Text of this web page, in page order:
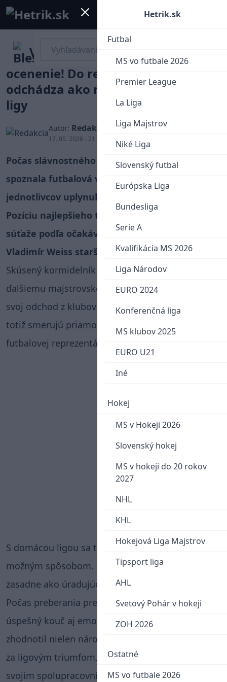
Mobile menu
Hetrik.sk
Futbal
MS vo futbale 2026
Premier League
La Liga
Liga Majstrov
Niké Liga
Slovenský futbal
Európska Liga
Bundesliga
Serie A
Kvalifikácia MS 2026
Liga Národov
EURO 2024
Konferenčná liga
MS klubov 2025
EURO U21
Iné
Hokej
MS v Hokeji 2026
Slovenský hokej
MS v hokeji do 20 rokov
2027
NHL
KHL
Hokejová Liga Majstrov
Tipsport liga
AHL
Svetový Pohár v hokeji
ZOH 2026
Ostatné
MS vo futbale 2026
Vladimír Weiss starší obhájil
ocenenie! Do reprezentácie
odchádza ako najlepší tréner Niké
ligy
Autor: Redakcia
17. 05. 2026 - 21:40
Počas slávnostného galavečera Niké ligy
spoznala futbalová verejnosť najlepších
jednotlivcov uplynulej sezóny 2025/2026.
Pozíciu najlepšieho trénera našej najvyššej
súťaže podľa očakávaní opäť úspešne obhájil
Vladimír Weiss starší.
Skúsený kormidelník doviedol Slovan Bratislava k
ďalšiemu majstrovskému titulu a následne ohlásil
svoj odchod z klubovej scény. Jeho ďalšie kroky
totiž smerujú priamo na lavičku slovenskej
futbalovej reprezentácie.
S domácou ligou sa tak rozlúčil tým najlepším
možným spôsobom. Na lavičku národného tímu
zasadne ako úradujúci tréner roka.
Počas preberania prestížnej ceny predniesol
úspešný kouč aj emotívny príhovor. V ňom
zhodnotil nielen náročný uplynulý ročník a cestu
za ligovým triumfom, ale poďakoval sa aj všetkým
svojim spolupracovníkom a priaznivcom.